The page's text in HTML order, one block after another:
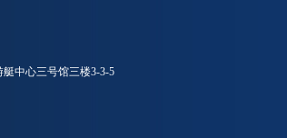
中心三号馆三楼3-3-5